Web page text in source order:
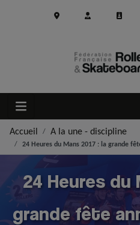
Accueil A la une - discipline
24 Heures du Mans 2017 : la grande
24 Heures du
grande fête